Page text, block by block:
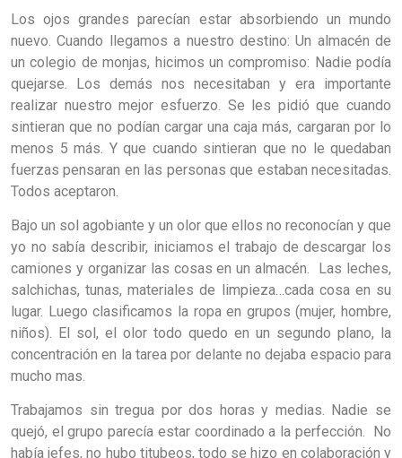
Los ojos grandes parecían estar absorbiendo un mundo
nuevo. Cuando llegamos a nuestro destino: Un almacén de
un colegio de monjas, hicimos un compromiso: Nadie podía
quejarse. Los demás nos necesitaban y era importante
realizar nuestro mejor esfuerzo. Se les pidió que cuando
sintieran que no podían cargar una caja más, cargaran por lo
menos 5 más. Y que cuando sintieran que no le quedaban
fuerzas pensaran en las personas que estaban necesitadas.
Todos aceptaron.
Bajo un sol agobiante y un olor que ellos no reconocían y que
yo no sabía describir, iniciamos el trabajo de descargar los
camiones y organizar las cosas en un almacén. Las leches,
salchichas, tunas, materiales de limpieza…cada cosa en su
lugar. Luego clasificamos la ropa en grupos (mujer, hombre,
niños). El sol, el olor todo quedo en un segundo plano, la
concentración en la tarea por delante no dejaba espacio para
mucho mas.
Trabajamos sin tregua por dos horas y medias. Nadie se
quejó, el grupo parecía estar coordinado a la perfección. No
había jefes, no hubo titubeos, todo se hizo en colaboración y